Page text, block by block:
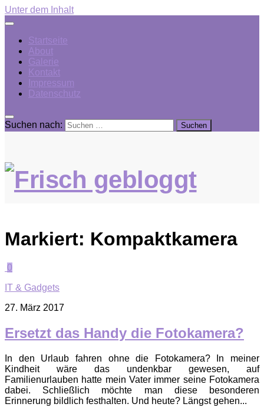
Unter dem Inhalt
Startseite
About
Galerie
Kontakt
Impressum
Datenschutz
Suchen nach:
Markiert: Kompaktkamera
0
IT & Gadgets
27. März 2017
Ersetzt das Handy die Fotokamera?
In den Urlaub fahren ohne die Fotokamera? In meiner
Kindheit wäre das undenkbar gewesen, auf
Familienurlauben hatte mein Vater immer seine Fotokamera
dabei. Schließlich möchte man diese besonderen
Erinnerung bildlich festhalten. Und heute? Längst gehen...